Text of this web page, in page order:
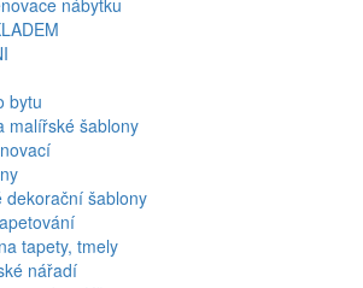
nábytku
bytu
malířské šablony
dekorační šablony
tapety, tmely
nářadí